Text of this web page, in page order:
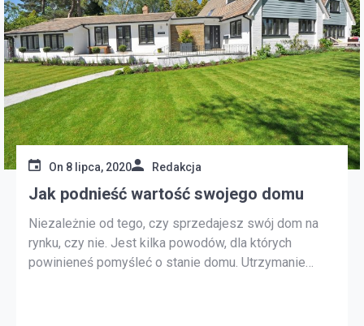
On 8 lipca, 2020 Redakcja
Jak podnieść wartość swojego domu
Niezależnie od tego, czy sprzedajesz swój dom na
rynku, czy nie. Jest kilka powodów, dla których
powinieneś pomyśleć o stanie domu. Utrzymanie